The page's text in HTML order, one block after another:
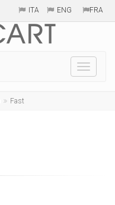
ITA ENG FRA
Toggle
Fast